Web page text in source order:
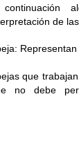
de
Representan
que
no debe